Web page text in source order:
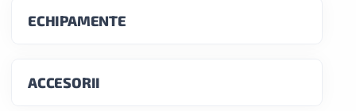
ECHIPAMENTE
ACCESORII